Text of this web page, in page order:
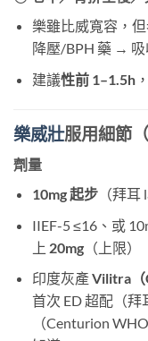
樂雖比威寬容，
降壓/BPH 藥 →
建議性前 1–1.5h
樂威壯服用細節
劑量
10mg 起步（拜耳
IIEF-5 ≤16、或
上 20mg（上限）
印度灰產 Vilitra（
首次 ED 超配（拜
（Centurion